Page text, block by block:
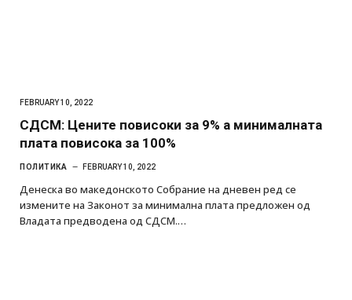
FEBRUARY 10, 2022
СДСМ: Цените повисоки за 9% а минималната
плата повисока за 100%
ПОЛИТИКА FEBRUARY 10, 2022
Денеска во македонското Собрание на дневен ред се
измените на Законот за минимална плата предложен од
Владата предводена од СДСМ.…